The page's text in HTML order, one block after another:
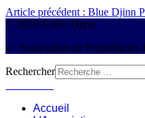
Article précédent : Blue Djinn
© 2026 AsPro Djinn
© Association de
Rechercher
Accueil